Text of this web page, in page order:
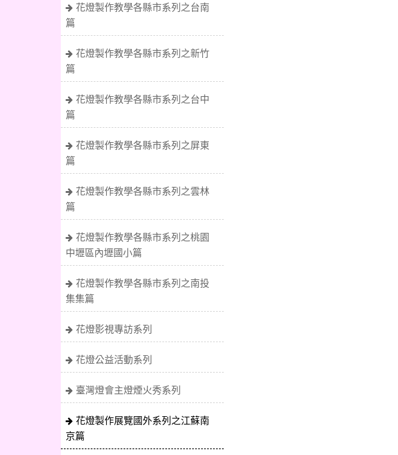
花燈製作教學各縣市系列之台南
篇
花燈製作教學各縣市系列之新竹
篇
花燈製作教學各縣市系列之台中
篇
花燈製作教學各縣市系列之屏東
篇
花燈製作教學各縣市系列之雲林
篇
花燈製作教學各縣市系列之桃園
中壢區內壢國小篇
花燈製作教學各縣市系列之南投
集集篇
花燈影視專訪系列
花燈公益活動系列
臺灣燈會主燈煙火秀系列
花燈製作展覽國外系列之江蘇南
京篇